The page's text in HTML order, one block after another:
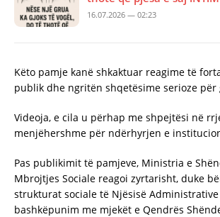
16.07.2026 — 02:23
Këto pamje kanë shkaktuar reagime të
publik dhe ngritën shqetësime serioze për
Videoja, e cila u përhap me shpejtësi në
menjëhershme për ndërhyrjen e
Pas publikimit të pamjeve, Ministria e
Mbrojtjes Sociale reagoi zyrtarisht, duke
strukturat sociale të Njësisë
bashkëpunim me mjekët e Qendrës